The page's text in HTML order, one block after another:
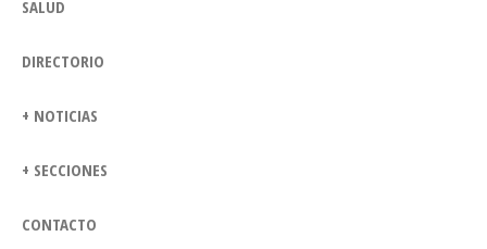
SALUD
DIRECTORIO
+ NOTICIAS
+ SECCIONES
CONTACTO